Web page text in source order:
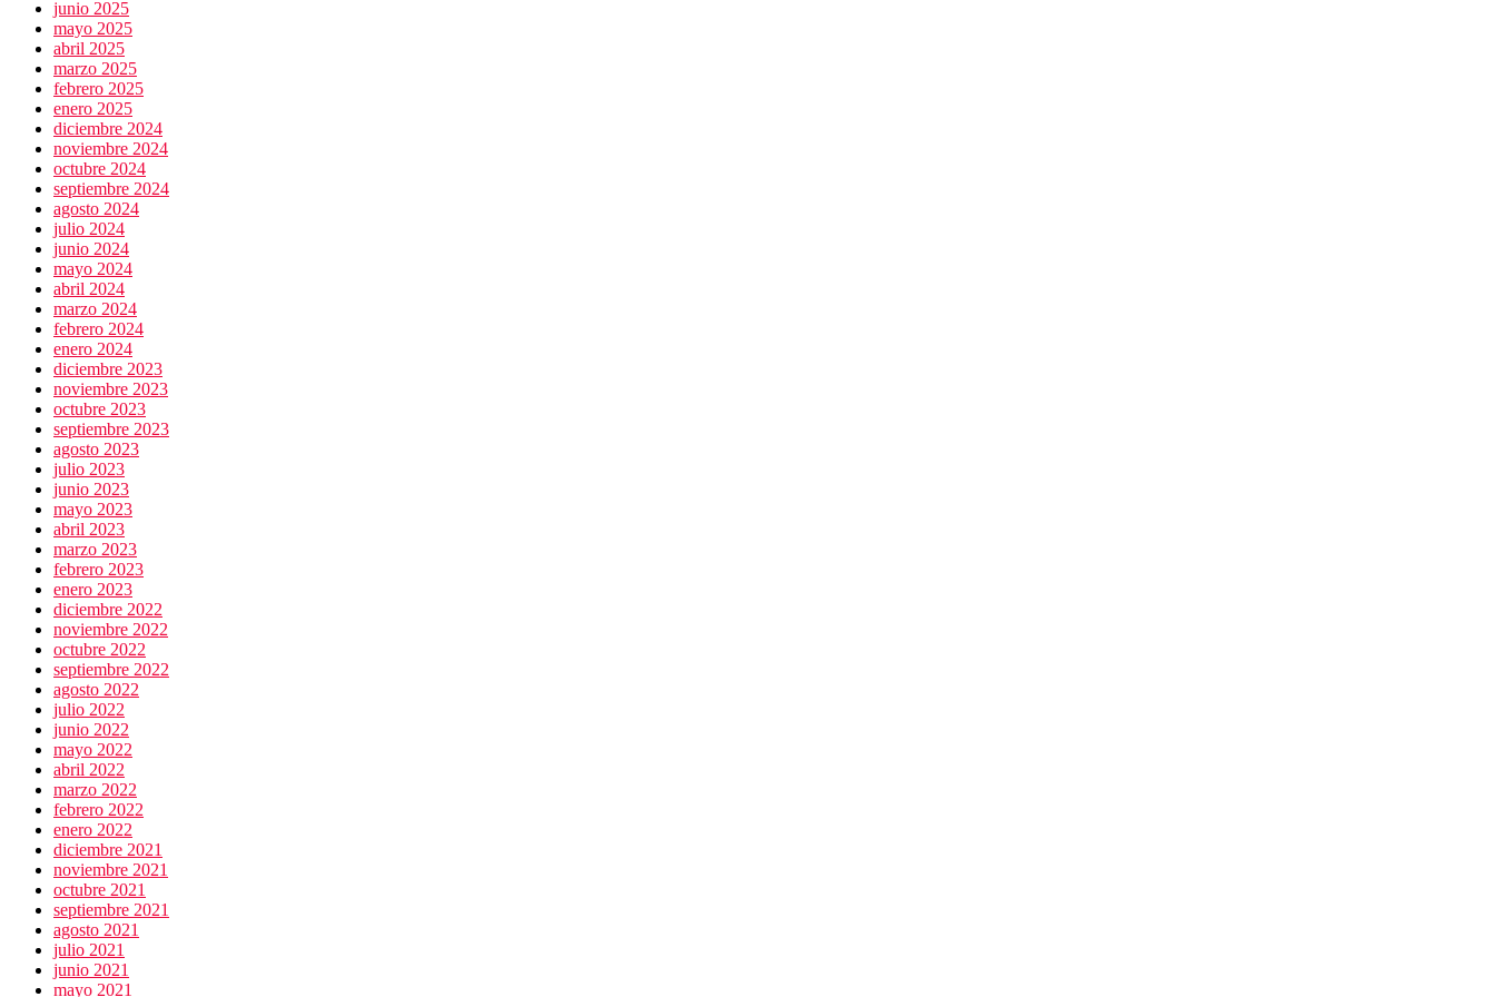
junio 2025
mayo 2025
abril 2025
marzo 2025
febrero 2025
enero 2025
diciembre 2024
noviembre 2024
octubre 2024
septiembre 2024
agosto 2024
julio 2024
junio 2024
mayo 2024
abril 2024
marzo 2024
febrero 2024
enero 2024
diciembre 2023
noviembre 2023
octubre 2023
septiembre 2023
agosto 2023
julio 2023
junio 2023
mayo 2023
abril 2023
marzo 2023
febrero 2023
enero 2023
diciembre 2022
noviembre 2022
octubre 2022
septiembre 2022
agosto 2022
julio 2022
junio 2022
mayo 2022
abril 2022
marzo 2022
febrero 2022
enero 2022
diciembre 2021
noviembre 2021
octubre 2021
septiembre 2021
agosto 2021
julio 2021
junio 2021
mayo 2021